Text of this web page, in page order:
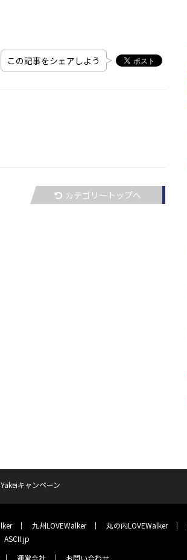
この記事をシェアしよう
カテゴリートップへ
キャンペーン
九州LOVEWalker 丸の内LOVEWalker
ASCII.jp
運営会社 お問い合わせ